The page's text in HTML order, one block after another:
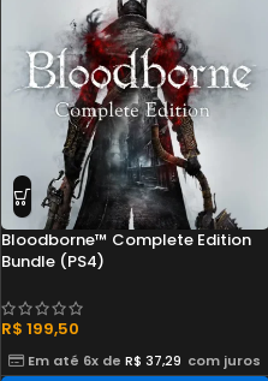
Bloodborne™ Complete Edition
Bundle (PS4)
R$ 199,50
Em até 6x deR$ 37,29 com juros